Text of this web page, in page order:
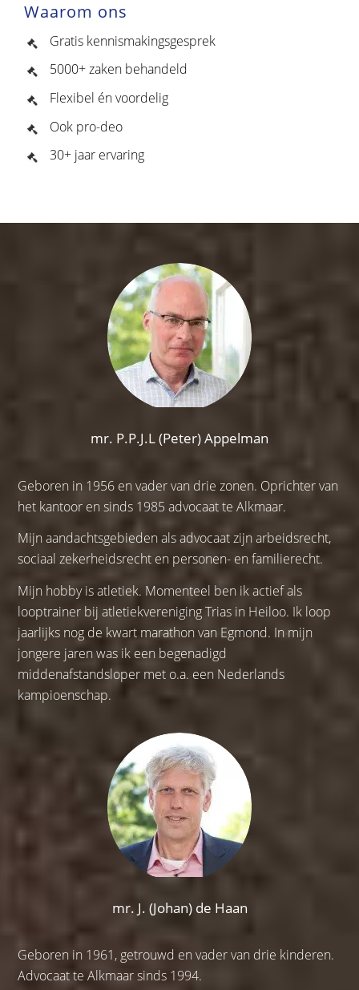
Waarom ons
Gratis kennismakingsgesprek
5000+ zaken behandeld
Flexibel én voordelig
Ook pro-deo
30+ jaar ervaring
mr. P.P.J.L (Peter) Appelman
Geboren in 1956 en vader van drie zonen. Oprichter van
het kantoor en sinds 1985 advocaat te Alkmaar.
Mijn aandachtsgebieden als advocaat zijn arbeidsrecht,
sociaal zekerheidsrecht en personen- en familierecht.
Mijn hobby is atletiek. Momenteel ben ik actief als
looptrainer bij atletiekvereniging Trias in Heiloo. Ik loop
jaarlijks nog de kwart marathon van Egmond. In mijn
jongere jaren was ik een begenadigd
middenafstandsloper met o.a. een Nederlands
kampioenschap.
mr. J. (Johan) de Haan
Geboren in 1961, getrouwd en vader van drie kinderen.
Advocaat te Alkmaar sinds 1994.